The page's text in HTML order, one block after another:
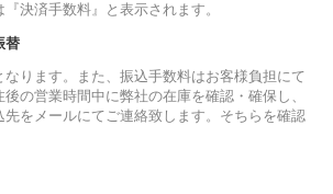
『決済手数料』と表示されます。
替
なります。また、振込手数料はお客様負担にて
の営業時間中に弊社の在庫を確認・確保し、
をメールにてご連絡致します。そちらを確認